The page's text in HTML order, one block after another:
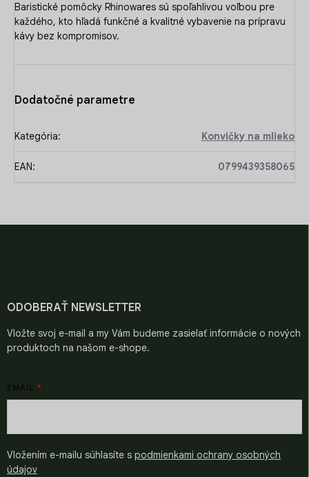
Baristické pomôcky Rhinowares sú spoľahlivou voľbou pre
každého, kto hľadá funkčné a kvalitné vybavenie na prípravu
kávy bez kompromisov.
Dodatočné parametre
Kategória: Konvičky na mlieko
EAN: 0799439358065
ODOBERAŤ NEWSLETTER
Vložte svoj e-mail a my Vám budeme zasielať informácie o nových
produktoch na našom e-shope.
Vložením e-mailu súhlasíte s podmienkami ochrany osobných
údajov